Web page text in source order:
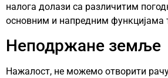
налога долази са различитим
основним и напредним функцијама
Неподржане земље
Нажалост, не можемо отворити